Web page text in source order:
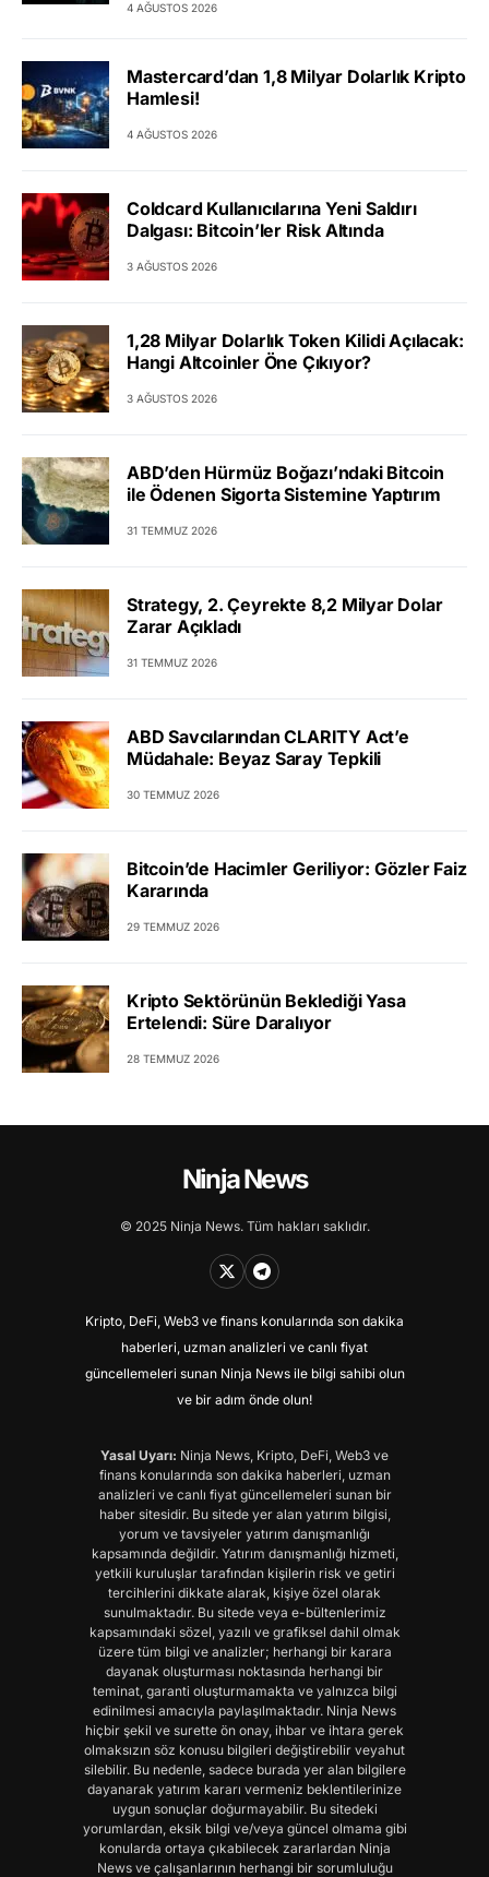
4 AĞUSTOS 2026
Mastercard’dan 1,8 Milyar Dolarlık Kripto
Hamlesi!
4 AĞUSTOS 2026
Coldcard Kullanıcılarına Yeni Saldırı
Dalgası: Bitcoin’ler Risk Altında
3 AĞUSTOS 2026
1,28 Milyar Dolarlık Token Kilidi Açılacak:
Hangi Altcoinler Öne Çıkıyor?
3 AĞUSTOS 2026
ABD’den Hürmüz Boğazı’ndaki Bitcoin
ile Ödenen Sigorta Sistemine Yaptırım
31 TEMMUZ 2026
Strategy, 2. Çeyrekte 8,2 Milyar Dolar
Zarar Açıkladı
31 TEMMUZ 2026
ABD Savcılarından CLARITY Act’e
Müdahale: Beyaz Saray Tepkili
30 TEMMUZ 2026
Bitcoin’de Hacimler Geriliyor: Gözler Faiz
Kararında
29 TEMMUZ 2026
Kripto Sektörünün Beklediği Yasa
Ertelendi: Süre Daralıyor
28 TEMMUZ 2026
Ninja News
© 2025 Ninja News. Tüm hakları saklıdır.
Kripto, DeFi, Web3 ve finans konularında son dakika
haberleri, uzman analizleri ve canlı fiyat
güncellemeleri sunan Ninja News ile bilgi sahibi olun
ve bir adım önde olun!
Yasal Uyarı: Ninja News, Kripto, DeFi, Web3 ve
finans konularında son dakika haberleri, uzman
analizleri ve canlı fiyat güncellemeleri sunan bir
haber sitesidir. Bu sitede yer alan yatırım bilgisi,
yorum ve tavsiyeler yatırım danışmanlığı
kapsamında değildir. Yatırım danışmanlığı hizmeti,
yetkili kuruluşlar tarafından kişilerin risk ve getiri
tercihlerini dikkate alarak, kişiye özel olarak
sunulmaktadır. Bu sitede veya e-bültenlerimiz
kapsamındaki sözel, yazılı ve grafiksel dahil olmak
üzere tüm bilgi ve analizler; herhangi bir karara
dayanak oluşturması noktasında herhangi bir
teminat, garanti oluşturmamakta ve yalnızca bilgi
edinilmesi amacıyla paylaşılmaktadır. Ninja News
hiçbir şekil ve surette ön onay, ihbar ve ihtara gerek
olmaksızın söz konusu bilgileri değiştirebilir veyahut
silebilir. Bu nedenle, sadece burada yer alan bilgilere
dayanarak yatırım kararı vermeniz beklentilerinize
uygun sonuçlar doğurmayabilir. Bu sitedeki
yorumlardan, eksik bilgi ve/veya güncel olmama gibi
konularda ortaya çıkabilecek zararlardan Ninja
News ve çalışanlarının herhangi bir sorumluluğu